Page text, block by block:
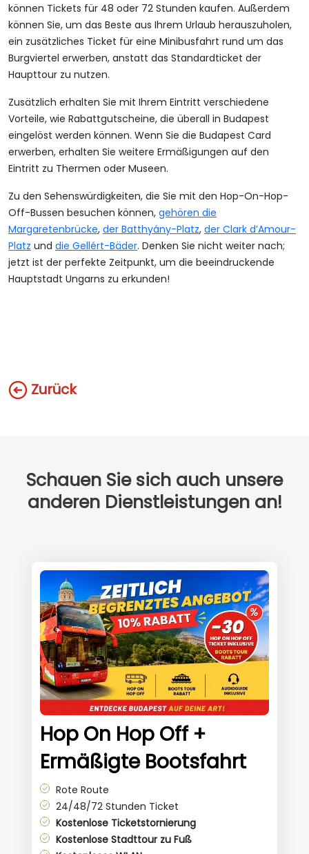
können Tickets für 48 oder 72 Stunden kaufen. Außerdem
können Sie, um das Beste aus Ihrem Urlaub herauszuholen,
ein zusätzliches Ticket für eine Minibusfahrt rund um das
Burgviertel erwerben, anstatt das Standardticket der
Haupttour zu nutzen.
Zusätzlich erhalten Sie mit Ihrem Eintritt verschiedene
Vorteile, wie Rabattgutscheine, die überall in Budapest
eingelöst werden können. Wenn Sie die Budapest Card
erwerben, erhalten Sie weitere Ermäßigungen auf den
Eintritt zu Thermen oder Museen.
Zu den Sehenswürdigkeiten, die Sie mit den Hop-On-Hop-
Off-Bussen besuchen können, gehören die
Margaretenbrücke, der Batthyány-Platz, der Clark d’Amour-
Platz und die Gellért-Bäder. Denken Sie nicht weiter nach;
jetzt ist der perfekte Zeitpunkt, um die beeindruckende
Hauptstadt Ungarns zu erkunden!
Zurück
Schauen Sie sich auch unsere
anderen Dienstleistungen an!
Hop On Hop Off +
Ermäßigte Bootsfahrt
Rote Route
24/48/72 Stunden Ticket
Kostenlose Ticketstornierung
Kostenlose Stadttour zu Fuß